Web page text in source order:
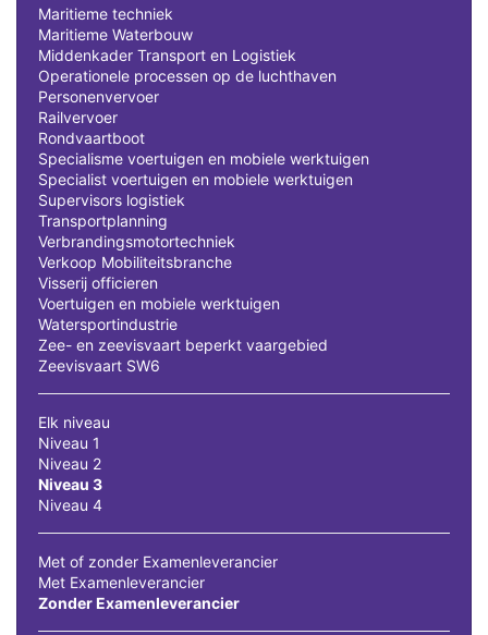
Maritieme techniek
Maritieme Waterbouw
Middenkader Transport en Logistiek
Operationele processen op de luchthaven
Personenvervoer
Railvervoer
Rondvaartboot
Specialisme voertuigen en mobiele werktuigen
Specialist voertuigen en mobiele werktuigen
Supervisors logistiek
Transportplanning
Verbrandingsmotortechniek
Verkoop Mobiliteitsbranche
Visserij officieren
Voertuigen en mobiele werktuigen
Watersportindustrie
Zee- en zeevisvaart beperkt vaargebied
Zeevisvaart SW6
Elk niveau
Niveau 1
Niveau 2
Niveau 3
Niveau 4
Met of zonder Examenleverancier
Met Examenleverancier
Zonder Examenleverancier